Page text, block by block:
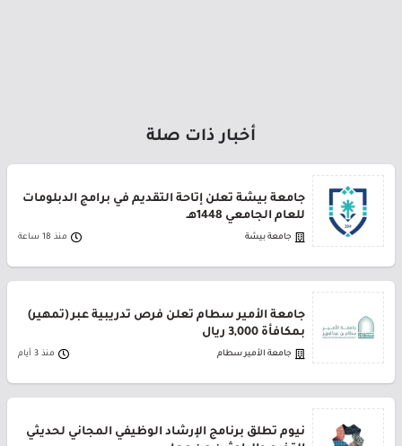
أخبار ذات صلة
جامعة بيشة تعلن إتاحة التقديم في برامج الدبلومات
للعام الجامعي 1448هـ
جامعة بيشة منذ 18 ساعة
جامعة الأمير سطام تعلن فرص تدريبية عبر (تمهير)
بمكافأة 3,000 ريال
جامعة الأمير سطام منذ 3 أيام
نيوم تطلق برنامج الإرشاد الوظيفي المجاني لحديثي